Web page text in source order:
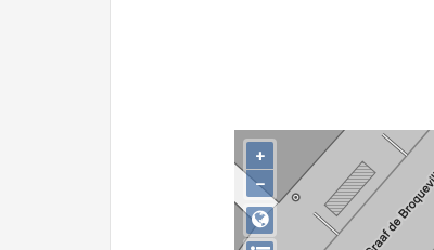
+
−